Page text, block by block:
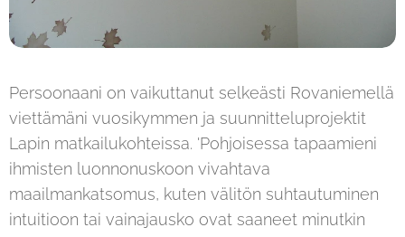
Persoonaani on vaikuttanut selkeästi Rovaniemellä
viettämäni vuosikymmen ja suunnitteluprojektit
Lapin matkailukohteissa. 'Pohjoisessa tapaamieni
ihmisten luonnonuskoon vivahtava
maailmankatsomus, kuten välitön suhtautuminen
intuitioon tai vainajausko ovat saaneet minutkin